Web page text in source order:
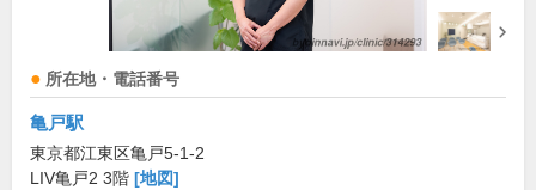
所在地・電話番号
亀戸駅
東京都江東区亀戸5-1-2
LIV亀戸2 3階 [地図]